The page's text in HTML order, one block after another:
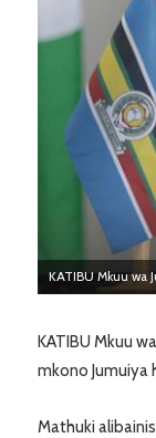
KATIBU Mkuu wa
KATIBU Mkuu
mkono Jumuiya
Mathuki